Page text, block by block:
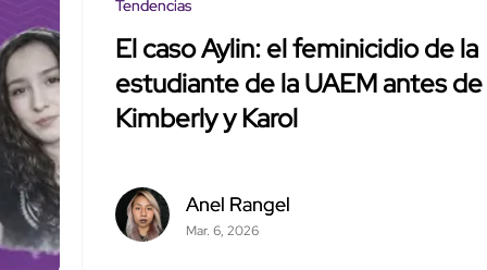
Tendencias
El caso Aylin: el feminicidio de la
estudiante de la UAEM antes de
Kimberly y Karol
Anel Rangel
Mar. 6, 2026